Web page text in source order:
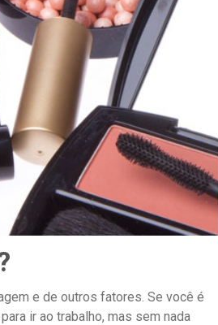
e de outros fatores. Se você é
ir ao trabalho, mas sem nada